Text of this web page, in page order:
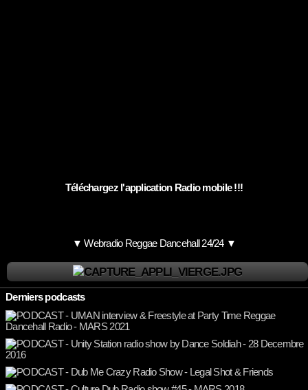
Téléchargez l'application Radio mobile !!!
▼ Webradio Reggae Dancehall 24/24 ▼
Derniers podcasts